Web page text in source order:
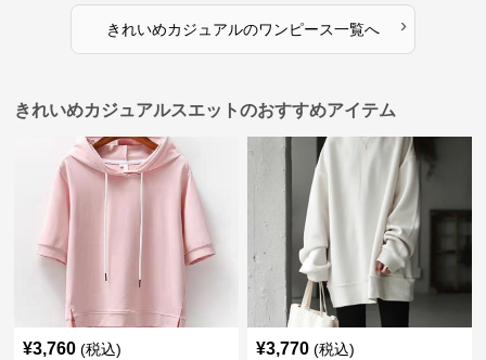
ン
きれいめカジュアルのワンピース一覧へ ›
きれいめカジュアルスエットのおすすめアイテム
¥3,760 (税込) ¥3,770 (税込)